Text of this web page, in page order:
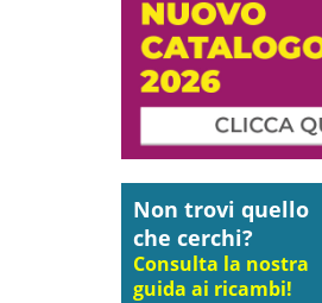
Non trovi quello
che cerchi?
Consulta la nostra
guida ai ricambi!